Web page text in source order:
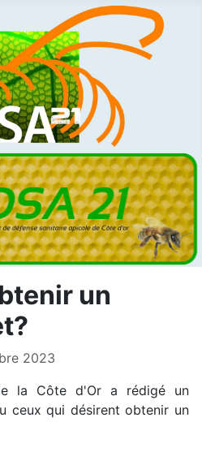
un
2023
la Côte d'Or a rédigé un
ceux qui désirent obtenir un